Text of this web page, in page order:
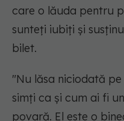
care o lăuda pentru
sunteți iubiți și
bilet.
"Nu lăsa niciodată
simți ca și cum ai fi
povară. El este o